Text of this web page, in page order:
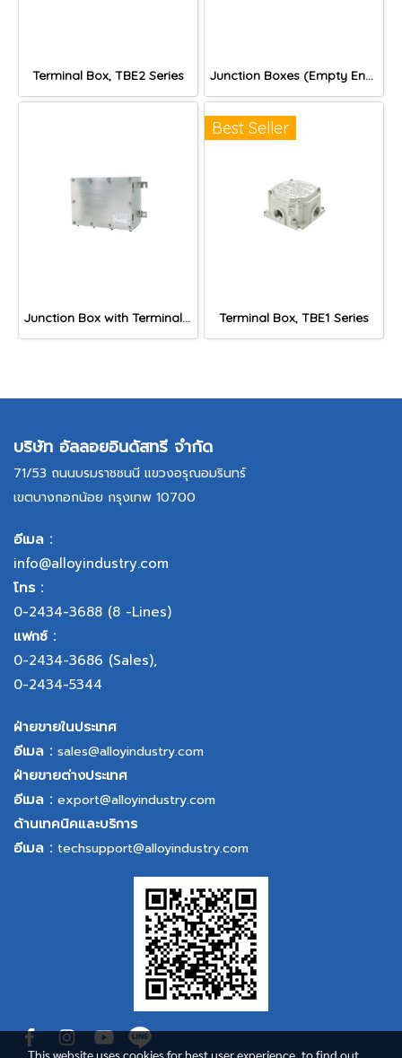
Terminal Box, TBE2 Series Junction Boxes (Empty Enclosure), DER Series
Junction Box with Terminals (Stainless Steel), JBE2 Series
Best Seller
Terminal Box, TBE1 Series
บริษัท อัลลอยอินดัสทรี จำกัด
71/53 ถนนบรมราชชนนี แขวงอรุณอมรินทร์
เขตบางกอกน้อย กรุงเทพ 10700
อีเมล :
info@alloyindustry.com
โทร :
0-2434-3688 (8 -Lines)
แฟกซ์ :
0-2434-3686 (Sales),
0-2434-5344
ฝ่ายขายในประเทศ
อีเมล : sales@alloyindustry.com
ฝ่ายขายต่างประเทศ
อีเมล : export@alloyindustry.com
ด้านเทคนิคและบริการ
อีเมล : techsupport@alloyindustry.com
This website uses cookies for best user experience, to find out